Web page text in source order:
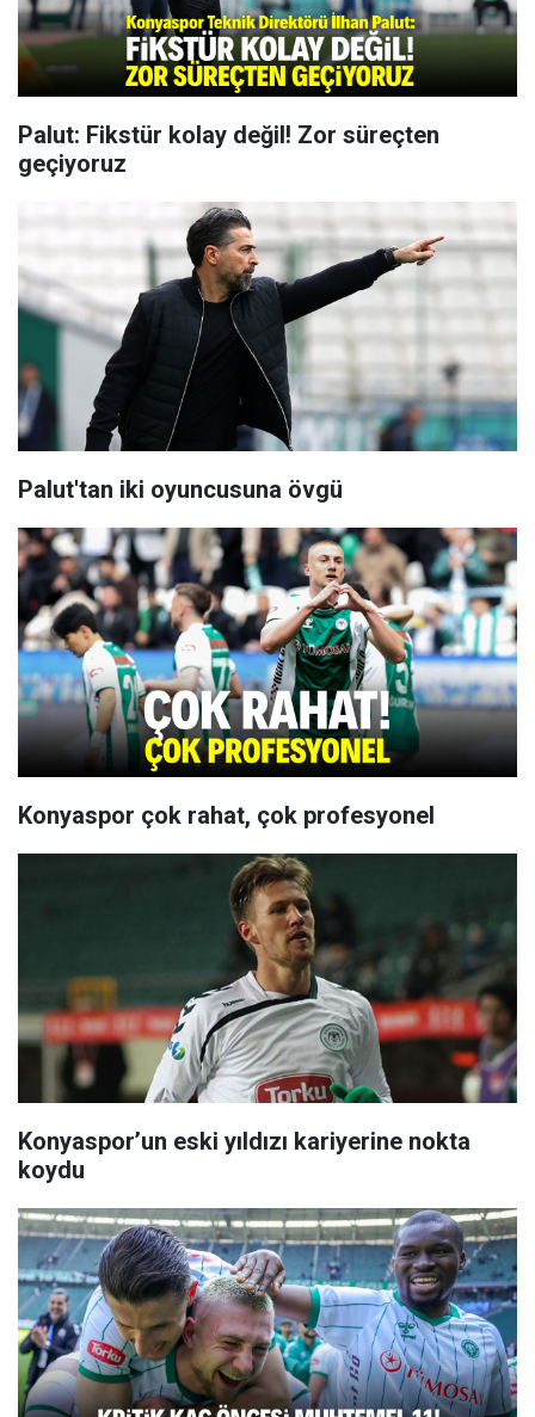
Palut: Fikstür kolay değil! Zor süreçten
geçiyoruz
Palut'tan iki oyuncusuna övgü
Konyaspor çok rahat, çok profesyonel
Konyaspor’un eski yıldızı kariyerine nokta
koydu